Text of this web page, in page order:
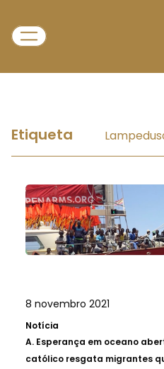
Etiqueta
8 novembro 2021
Notícia
A. Esperança em oceano
católico resgata migrantes